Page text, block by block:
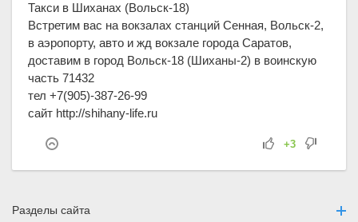
+3
Такси в Шиханах (Вольск-18)
Встретим вас на вокзалах станций Сенная, Вольск-2,
в аэропорту, авто и жд вокзале города Саратов,
доставим в город Вольск-18 (Шиханы-2) в воинскую
часть 71432
тел +7(905)-387-26-99
сайт http://shihany-life.ru
Разделы сайта